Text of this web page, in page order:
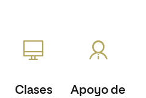
Clases
Apoyo de